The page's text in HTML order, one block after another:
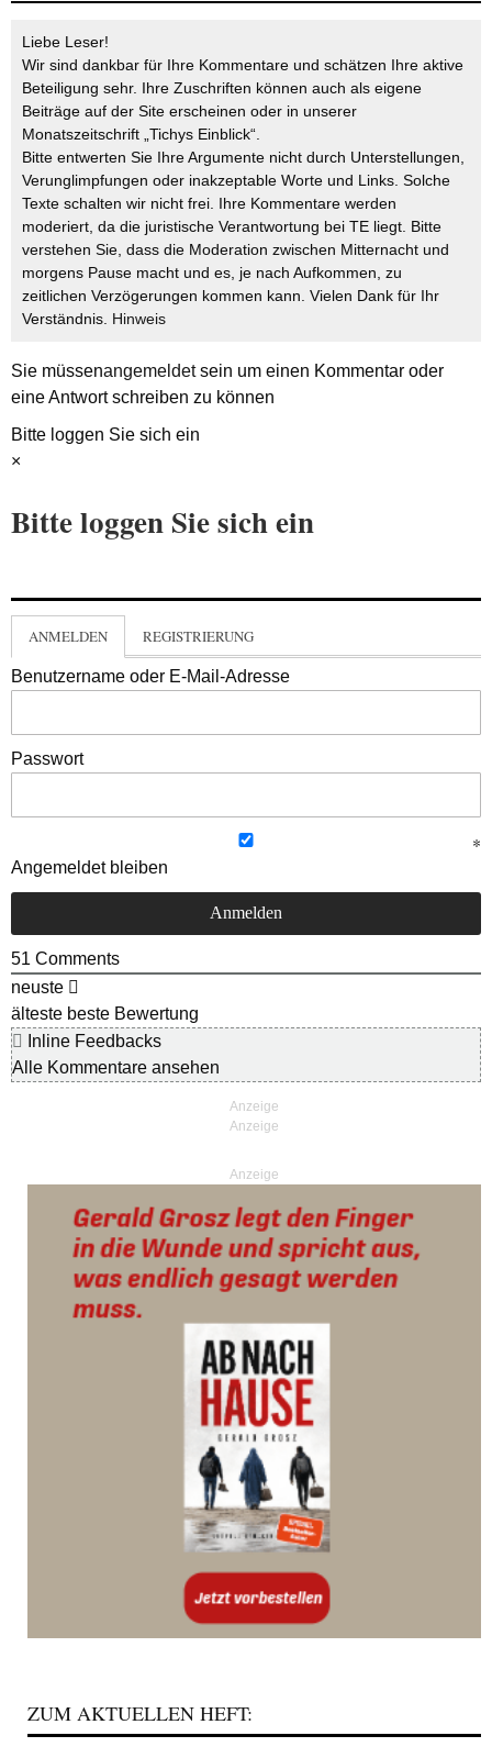
Liebe Leser!
Wir sind dankbar für Ihre Kommentare und schätzen Ihre aktive
Beteiligung sehr. Ihre Zuschriften können auch als eigene
Beiträge auf der Site erscheinen oder in unserer
Monatszeitschrift „Tichys Einblick“.
Bitte entwerten Sie Ihre Argumente nicht durch Unterstellungen,
Verunglimpfungen oder inakzeptable Worte und Links. Solche
Texte schalten wir nicht frei. Ihre Kommentare werden
moderiert, da die juristische Verantwortung bei TE liegt. Bitte
verstehen Sie, dass die Moderation zwischen Mitternacht und
morgens Pause macht und es, je nach Aufkommen, zu
zeitlichen Verzögerungen kommen kann. Vielen Dank für Ihr
Verständnis. Hinweis
Sie müssenangemeldetsein um einen Kommentar oder
eine Antwort schreiben zu können
Bitte loggen Sie sich ein
×
Bitte loggen Sie sich ein
ANMELDEN REGISTRIERUNG
Benutzername oder E-Mail-Adresse
Passwort
Angemeldet bleiben
51 Comments
neuste
älteste beste Bewertung
Inline Feedbacks
Alle Kommentare ansehen
Anzeige
ZUM AKTUELLEN HEFT: